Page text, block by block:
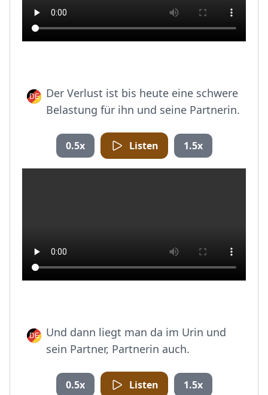
Der Verlust ist bis heute eine schwere
Belastung für ihn und seine Partnerin.
0.5x Listen 1.5x
Und dann liegt man da im Urin und
sein Partner, Partnerin auch.
0.5x Listen 1.5x